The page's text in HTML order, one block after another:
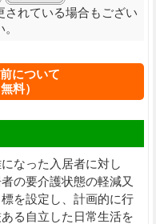
れている場合もござい
について
料）
なった入居者に対し
の要介護状態の軽減又
を設定し、計画的に行
る自立した日常生活を